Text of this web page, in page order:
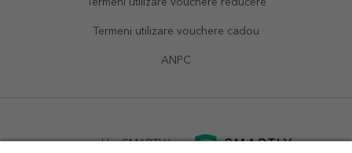
Termeni utilizare vouchere reducere
Termeni utilizare vouchere cadou
ANPC
powered bySMARTLY.ro